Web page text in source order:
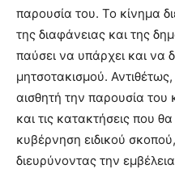
παρουσία του. Το κίνημα
της διαφάνειας και της
παύσει να υπάρχει και να
μητσοτακισμού.
αισθητή την παρουσία του
και τις κατακτήσεις που
κυβέρνηση ειδικού
διευρύνοντας την